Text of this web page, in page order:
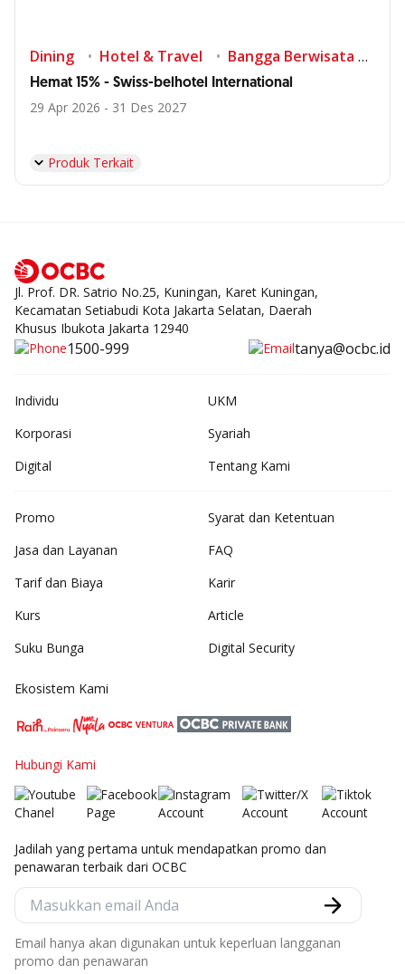
Dining Hotel & Travel Bangga Berwisata di Indonesia
Hemat 15% - Swiss-belhotel International
29 Apr 2026 - 31 Des 2027
Produk Terkait
Jl. Prof. DR. Satrio No.25, Kuningan, Karet Kuningan,
Kecamatan Setiabudi Kota Jakarta Selatan, Daerah
Khusus Ibukota Jakarta 12940
1500-999 tanya@ocbc.id
Individu
UKM
Korporasi
Syariah
Digital
Tentang Kami
Promo
Jasa dan Layanan
Tarif dan Biaya
Kurs
Suku Bunga
Syarat dan Ketentuan
FAQ
Karir
Article
Digital Security
Ekosistem Kami
Hubungi Kami
Jadilah yang pertama untuk mendapatkan promo dan
penawaran terbaik dari OCBC
Email hanya akan digunakan untuk keperluan langganan
promo dan penawaran